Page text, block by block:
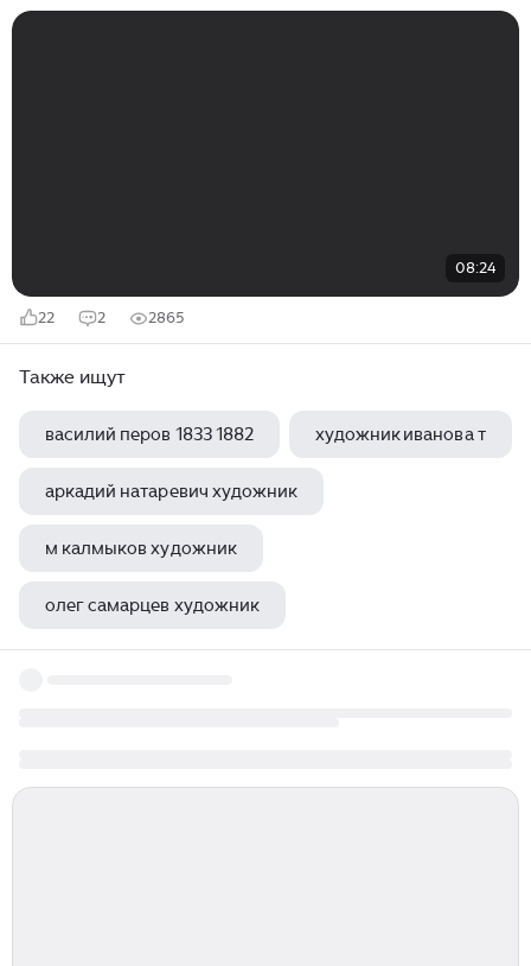
08:24
22 2 2865
Также ищут
василий перов 1833 1882 художник иванова т
аркадий натаревич художник
м калмыков художник
олег самарцев художник